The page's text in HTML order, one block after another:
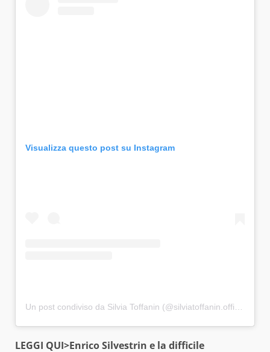
Visualizza questo post su Instagram
LEGGI QUI>Enrico Silvestrin e la difficile